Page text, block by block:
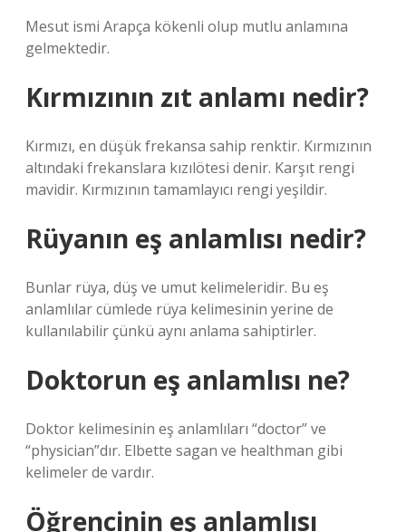
Mesut ismi Arapça kökenli olup mutlu anlamına
gelmektedir.
Kırmızının zıt anlamı nedir?
Kırmızı, en düşük frekansa sahip renktir. Kırmızının
altındaki frekanslara kızılötesi denir. Karşıt rengi
mavidir. Kırmızının tamamlayıcı rengi yeşildir.
Rüyanın eş anlamlısı nedir?
Bunlar rüya, düş ve umut kelimeleridir. Bu eş
anlamlılar cümlede rüya kelimesinin yerine de
kullanılabilir çünkü aynı anlama sahiptirler.
Doktorun eş anlamlısı ne?
Doktor kelimesinin eş anlamlıları “doctor” ve
“physician”dır. Elbette sagan ve healthman gibi
kelimeler de vardır.
Öğrencinin eş anlamlısı